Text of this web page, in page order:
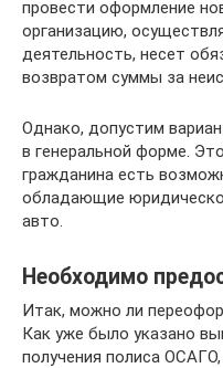
провести оформление
организацию,
деятельность, несет
возвратом суммы за
Однако, допустим
в генеральной форме.
гражданина есть
обладающие
авто.
Необходимо
Итак, можно ли
Как уже было указано
получения полиса